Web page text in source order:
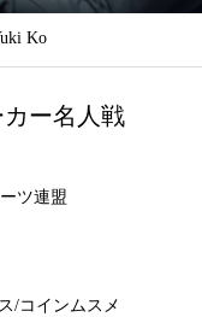
Ko
ー名人戦
ツ連盟
/コインムスメ